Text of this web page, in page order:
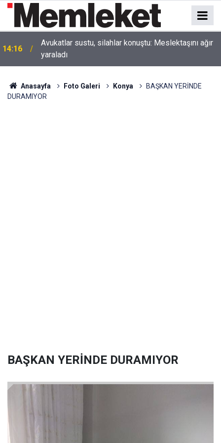
14:16
Avukatlar sustu, silahlar konuştu: Meslektaşını ağır
yaraladı
Anasayfa Foto Galeri Konya
BAŞKAN YERİNDE
DURAMIYOR
BAŞKAN YERİNDE DURAMIYOR